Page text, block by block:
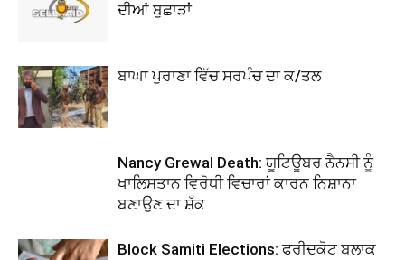
ਦੀਆਂ ਬੁਛਾੜਾਂ
ਬਾਘਾ ਪੁਰਾਣਾ ਵਿੱਚ ਸਰਪੰਚ ਦਾ ਕ/ਤਲ
Nancy Grewal Death: ਯੂਟਿਊਬਰ ਨੈਨਸੀ ਨੂੰ
ਖਾਲਿਸਤਾਨ ਵਿਰੋਧੀ ਵਿਚਾਰਾਂ ਕਾਰਨ ਨਿਸ਼ਾਨਾ
ਬਣਾਉਣ ਦਾ ਸ਼ੱਕ
Block Samiti Elections: ਫਰੀਦਕੋਟ ਬਲਾਕ